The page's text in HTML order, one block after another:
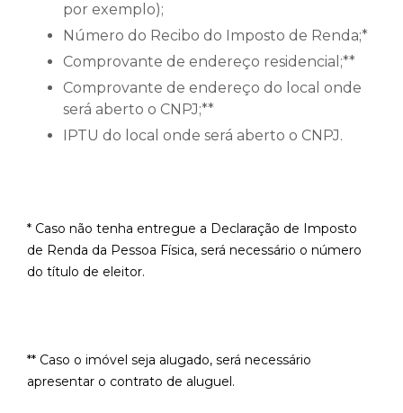
por exemplo);
Número do Recibo do Imposto de Renda;*
Comprovante de endereço residencial;**
Comprovante de endereço do local onde
será aberto o CNPJ;**
IPTU do local onde será aberto o CNPJ.
* Caso não tenha entregue a Declaração de Imposto
de Renda da Pessoa Física, será necessário o número
do título de eleitor.
** Caso o imóvel seja alugado, será necessário
apresentar o contrato de aluguel.